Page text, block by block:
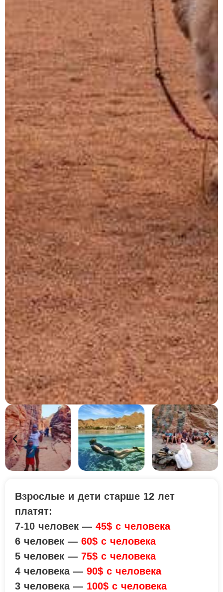
Взрослые и дети старше 12 лет
платят:
7-10 человек — 45$ с человека
6 человек — 60$ с человека
5 человек — 75$ с человека
4 человека — 90$ с человека
3 человека — 100$ c человека